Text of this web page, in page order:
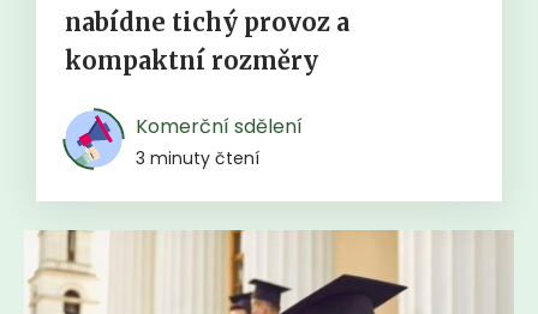
nabídne tichý provoz a
kompaktní rozměry
Komerční sdělení
3 minuty čtení